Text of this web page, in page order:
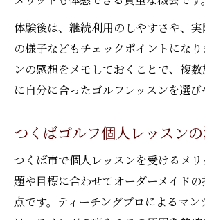
体験後は、継続利用のしやすさや、
の様子などもチェックポイントにな
ンの感想をメモしておくことで、複
に自分に合ったゴルフレッスンを選び
つくばゴルフ個人レッスン
つくば市で個人レッスンを受けるメ
題や目標に合わせてオーダーメイド
点です。ティーチングプロによるマ